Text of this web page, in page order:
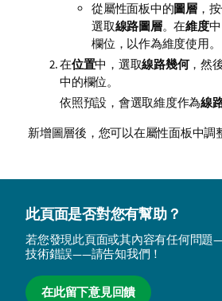
從屬性面板中的圖層，
選取線路圖層。在維度
欄位，以作為維度使用。
在位置中，選取線路幾何，然
中的欄位。
依照預設，會選取維度作為線
新增圖層後，您可以在屬性面板中調
此頁面是否對您有幫助？
若您發現此頁面或其內容有任何問題
技術錯誤——請告知我們！
在此留下意見回饋